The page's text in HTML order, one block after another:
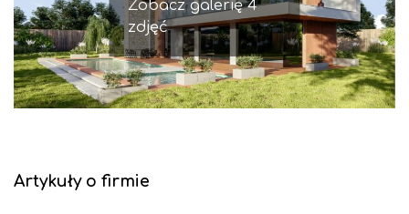
Zobacz galerię 4
zdjęć
Artykuły o firmie